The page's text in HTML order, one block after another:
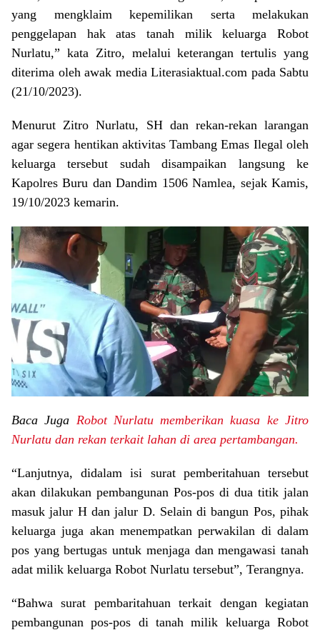
yang mengklaim kepemilikan serta melakukan
penggelapan hak atas tanah milik keluarga Robot
Nurlatu,” kata Zitro, melalui keterangan tertulis yang
diterima oleh awak media Literasiaktual.com pada Sabtu
(21/10/2023).
Menurut Zitro Nurlatu, SH dan rekan-rekan larangan
agar segera hentikan aktivitas Tambang Emas Ilegal oleh
keluarga tersebut sudah disampaikan langsung ke
Kapolres Buru dan Dandim 1506 Namlea, sejak Kamis,
19/10/2023 kemarin.
Baca Juga Robot Nurlatu memberikan kuasa ke Jitro
Nurlatu dan rekan terkait lahan di area pertambangan.
“Lanjutnya, didalam isi surat pemberitahuan tersebut
akan dilakukan pembangunan Pos-pos di dua titik jalan
masuk jalur H dan jalur D. Selain di bangun Pos, pihak
keluarga juga akan menempatkan perwakilan di dalam
pos yang bertugas untuk menjaga dan mengawasi tanah
adat milik keluarga Robot Nurlatu tersebut”, Terangnya.
“Bahwa surat pembaritahuan terkait dengan kegiatan
pembangunan pos-pos di tanah milik keluarga Robot